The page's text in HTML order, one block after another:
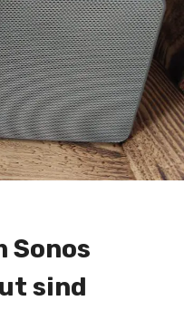
Sonos
sind